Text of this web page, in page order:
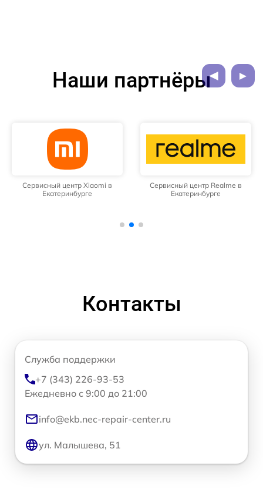
Наши партнёры
Сервисный центр Xiaomi в
Екатеринбурге
Сервисный центр Realme в
Екатеринбурге
Контакты
Служба поддержки
+7 (343) 226-93-53
Ежедневно с 9:00 до 21:00
info@ekb.nec-repair-center.ru
ул. Малышева, 51